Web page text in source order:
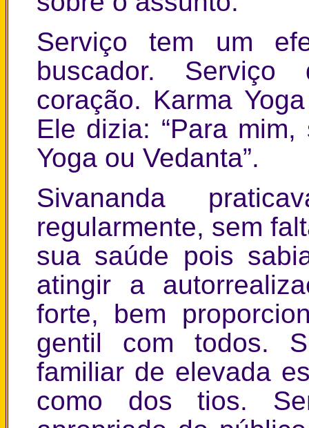
Serviço tem um
buscador.
coração. Karma
Ele dizia: “Para
Yoga ou Vedanta”.
Sivananda
regularmente, sem
sua saúde pois
atingir a
forte, bem
gentil com todos.
familiar de elevada
como dos tios.